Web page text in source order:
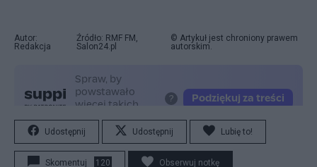
Autor:
Redakcja
Źródło: RMF FM,
Salon24.pl
© Artykuł jest chroniony prawem
autorskim.
Udostępnij Udostępnij Lubię to!
Skomentuj 120 Obserwuj notkę